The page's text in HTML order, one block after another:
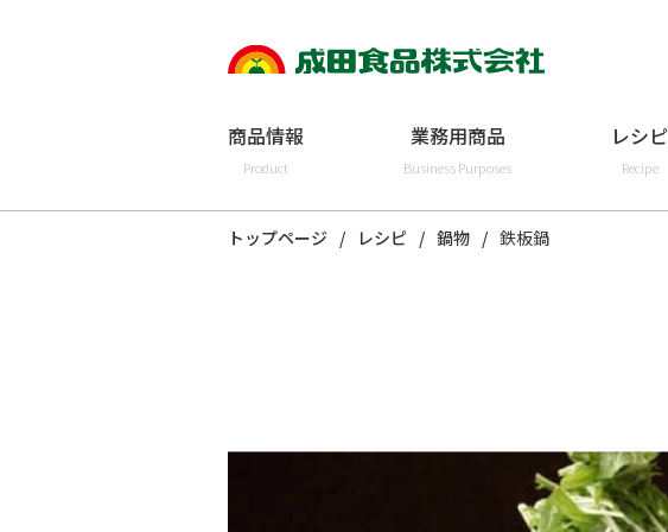
商品情報
Product
業務用商品
Business Purposes
レシピ
Recipe
トップページ レシピ 鍋物 鉄板鍋